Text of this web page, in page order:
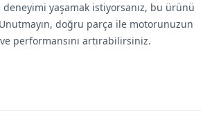
yaşamak istiyorsanız, bu ürünü
doğru parça ile motorunuzun
performansını artırabilirsiniz.